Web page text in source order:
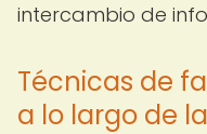
intercambio de
Técnicas de
a lo largo de